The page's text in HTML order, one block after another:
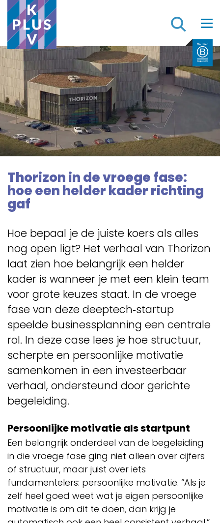
Thorizon in de vroege fase:
hoe een helder kader richting
gaf
Hoe bepaal je de juiste koers als alles
nog open ligt? Het verhaal van Thorizon
laat zien hoe belangrijk een helder
kader is wanneer je met een klein team
voor grote keuzes staat. In de vroege
fase van deze deeptech‑startup
speelde businessplanning een centrale
rol. In deze case lees je hoe structuur,
scherpte en persoonlijke motivatie
samenkomen in een investeerbaar
verhaal, ondersteund door gerichte
begeleiding.
Persoonlijke motivatie als startpunt
Een belangrijk onderdeel van de begeleiding
in die vroege fase ging niet alleen over cijfers
of structuur, maar juist over iets
fundamentelers: persoonlijke motivatie. “Als je
zelf heel goed weet wat je eigen persoonlijke
motivatie is om dit te doen, dan krijg je